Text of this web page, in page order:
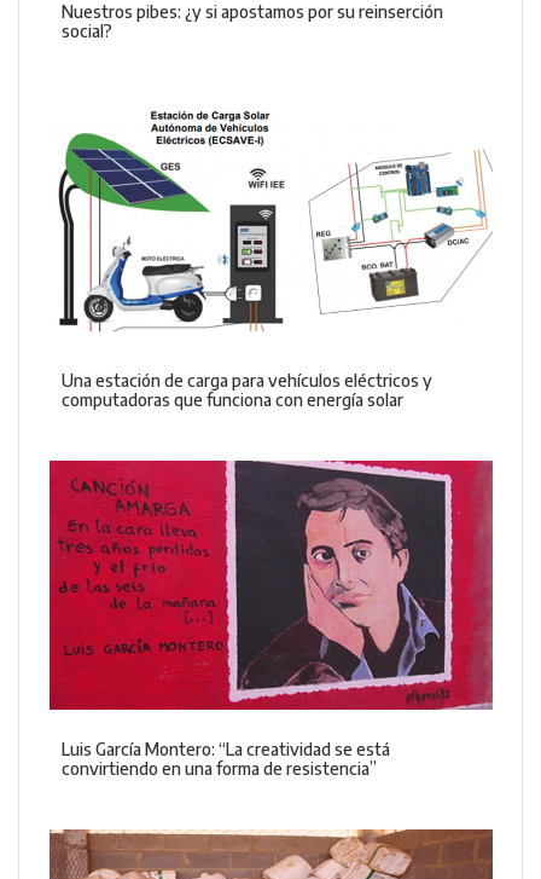
Nuestros pibes: ¿y si apostamos por su reinserción
social?
Una estación de carga para vehículos eléctricos y
computadoras que funciona con energía solar
Luis García Montero: “La creatividad se está
convirtiendo en una forma de resistencia”